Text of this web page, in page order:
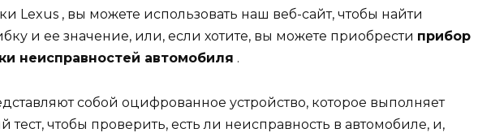
Lexus , вы можете использовать наш веб-сайт, чтобы найти
и ее значение, или, если хотите, вы можете приобрести прибор
неисправностей автомобиля .
собой оцифрованное устройство, которое выполняет
тест, чтобы проверить, есть ли неисправность в автомобиле, и,